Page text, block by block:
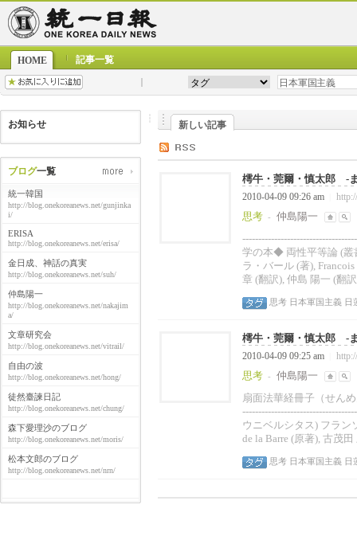
HOME 記事一覧
お知らせ
ブログ一覧
統一韓国
http://blog.onekoreanews.net/gunjinka
i/
ERISA
http://blog.onekoreanews.net/erisa/
金日成、神話の真実
http://blog.onekoreanews.net/suh/
仲島陽一
http://blog.onekoreanews.net/nakajim
a/
文章研究会
http://blog.onekoreanews.net/vitrail/
自由の波
http://blog.onekoreanews.net/hong/
徒然臺諫日記
http://blog.onekoreanews.net/chung/
森下愛理沙のブログ
http://blog.onekoreanews.net/moris/
松本文郎のブログ
http://blog.onekoreanews.net/nrn/
新しい記事
樗牛・莞爾・慎太郎 -
2010-04-09 09:26 am
思考 -
仲島陽一
学の本◆ 両性平等論 (叢
ラ・バール (著),
章 (翻訳), 仲島 陽一 (翻
思考 日本軍国主義 日
樗牛・莞爾・慎太郎 -
2010-04-09 09:25 am
思考 -
仲島陽一
扇面法華経冊子（せん
ウニベルシタス) フラン
de la Barre (原著), 古茂
思考 日本軍国主義 日